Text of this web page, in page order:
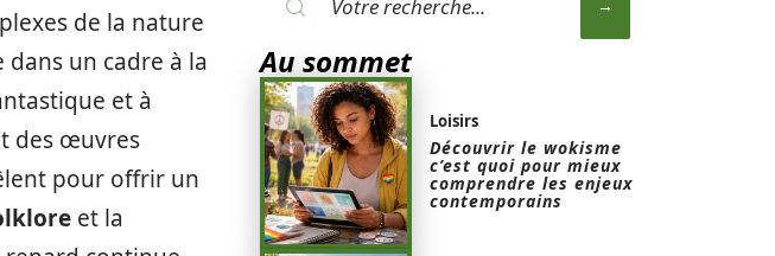
de la nature
dans un cadre à la
et à
des œuvres
pour offrir un
et la
Au sommet
Loisirs
Découvrir le wokisme
c’est quoi pour mieux
comprendre les enjeux
contemporains